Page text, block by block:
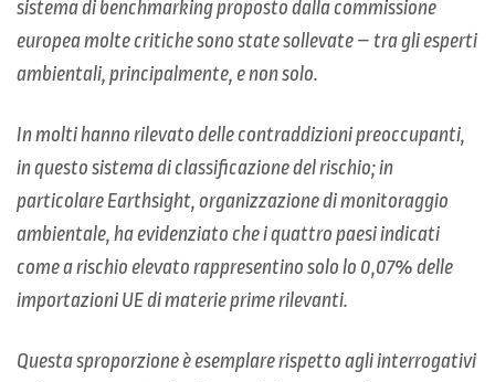
sistema di benchmarking proposto dalla commissione
europea molte critiche sono state sollevate – tra gli esperti
ambientali, principalmente, e non solo.
In molti hanno rilevato delle contraddizioni preoccupanti,
in questo sistema di classificazione del rischio; in
particolare Earthsight, organizzazione di monitoraggio
ambientale, ha evidenziato che i quattro paesi indicati
come a rischio elevato rappresentino solo lo 0,07% delle
importazioni UE di materie prime rilevanti.
Questa sproporzione è esemplare rispetto agli interrogativi